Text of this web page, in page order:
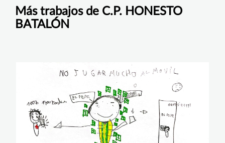
Más trabajos de C.P. HONESTO
BATALÓN